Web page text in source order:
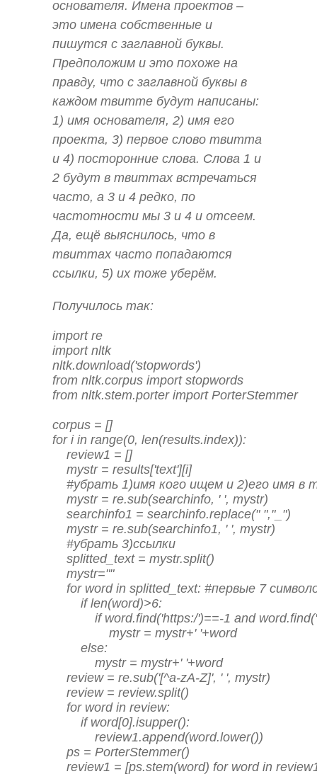
основателя. Имена проектов –
это имена собственные и
пишутся с заглавной буквы.
Предположим и это похоже на
правду, что с заглавной буквы в
каждом твитте будут написаны:
1) имя основателя, 2) имя его
проекта, 3) первое слово твитта
и 4) посторонние слова. Слова 1 и
2 будут в твиттах встречаться
часто, а 3 и 4 редко, по
частотности мы 3 и 4 и отсеем.
Да, ещё выяснилось, что в
твиттах часто попадаются
ссылки, 5) их тоже уберём.
Получилось так:
import re
import nltk
nltk.download('stopwords')
from nltk.corpus import stopwords
from nltk.stem.porter import PorterStemmer
corpus = []
for i in range(0, len(results.index)):
    review1 = []
    mystr = results['text'][i]
#убрать 1)имя кого ищем и 2)его имя в
    mystr = re.sub(searchinfo, ' ', mystr)
    searchinfo1 = searchinfo.replace(" ","_")
    mystr = re.sub(searchinfo1, ' ', mystr)
    #убрать 3)ссылки
    splitted_text = mystr.split()
    mystr=""
for word in splitted_text: #первые 7
        if len(word)>6:
if word.find('https:/')==-1 and
                mystr = mystr+' '+word
        else:
            mystr = mystr+' '+word
    review = re.sub('[^a-zA-Z]', ' ', mystr)
    review = review.split()
    for word in review:
        if word[0].isupper():
            review1.append(word.lower())
    ps = PorterStemmer()
review1 = [ps.stem(word) for word in